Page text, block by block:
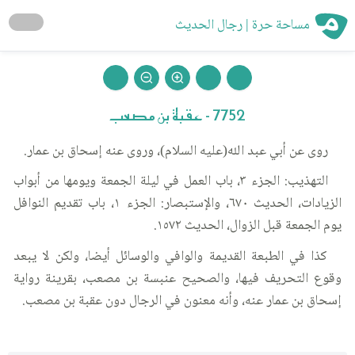
مساحة حرة | رجال الحديث
7752 - عقبة بن مصعب
روى عن أبي عبد الله(عليه السلام)، وروى عنه إسحاق بن عمار.
التهذيب: الجزء ٣، باب العمل في ليلة الجمعة ويومها من أبواب
الزيادات، الحديث ٦٧٠، والإستبصار: الجزء ١، باب تقديم النوافل
يوم الجمعة قبل الزوال، الحديث ١٥٧٢.
كذا في الطبعة القديمة والوافي والوسائل أيضا، ولكن لا يبعد
وقوع التحريف فيها، والصحيح عنبسة بن مصعب، بقرينة رواية
إسحاق بن عمار عنه، وأنه معنون في الرجال دون عقبة بن مصعب.